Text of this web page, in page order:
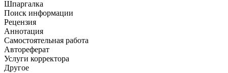
Шпаргалка
Поиск информации
Рецензия
Аннотация
Самостоятельная работа
Автореферат
Услуги корректора
Другое